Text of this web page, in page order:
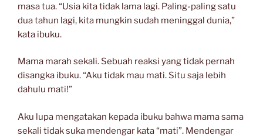
masa tua. “Usia kita tidak lama lagi. Paling-paling satu
dua tahun lagi, kita mungkin sudah meninggal dunia,”
kata ibuku.
Mama marah sekali. Sebuah reaksi yang tidak pernah
disangka ibuku. “Aku tidak mau mati. Situ saja lebih
dahulu mati!”
Aku lupa mengatakan kepada ibuku bahwa mama sama
sekali tidak suka mendengar kata “mati”. Mendengar